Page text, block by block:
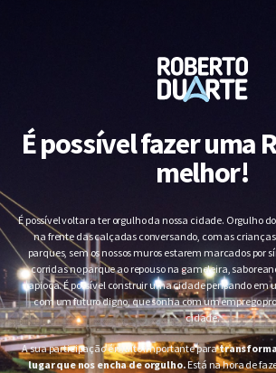
É possível fazer uma
melhor!
É possível voltar a ter orgulho da nossa cidade. Orgulho
na frente das calçadas conversando, com as
parques, sem os nossos muros estarem marcados por
corridas no parque ao repouso na gameleira,
tapioca. É possível construir uma cidade pensando em
com um futuro digno, que sonha com um emprego
cidade.
A sua participação é muito importante para
lugar que nos encha de orgulho.Está na hora de